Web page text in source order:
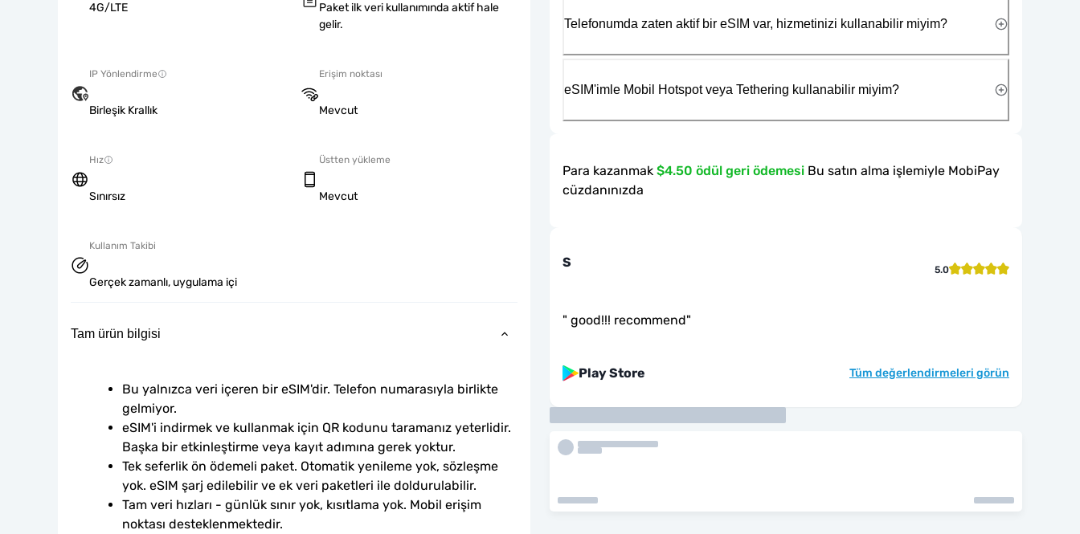
4G/LTE
Paket ilk veri kullanımında aktif hale
gelir.
IP Yönlendirme
Birleşik Krallık
Erişim noktası
Mevcut
Hız
Sınırsız
Üstten yükleme
Mevcut
Kullanım Takibi
Gerçek zamanlı, uygulama içi
Tam ürün bilgisi
Bu yalnızca veri içeren bir eSIM'dir. Telefon numarasıyla birlikte
gelmiyor.
eSIM'i indirmek ve kullanmak için QR kodunu taramanız yeterlidir.
Başka bir etkinleştirme veya kayıt adımına gerek yoktur.
Tek seferlik ön ödemeli paket. Otomatik yenileme yok, sözleşme
yok. eSIM şarj edilebilir ve ek veri paketleri ile doldurulabilir.
Tam veri hızları - günlük sınır yok, kısıtlama yok. Mobil erişim
noktası desteklenmektedir.
Telefonumda zaten aktif bir eSIM var, hizmetinizi kullanabilir miyim?
eSIM'imle Mobil Hotspot veya Tethering kullanabilir miyim?
Para kazanmak $4.50 ödül geri ödemesi Bu satın alma işlemiyle MobiPay
cüzdanınızda
S 5.0
" good!!! recommend"
Play Store Tüm değerlendirmeleri görün